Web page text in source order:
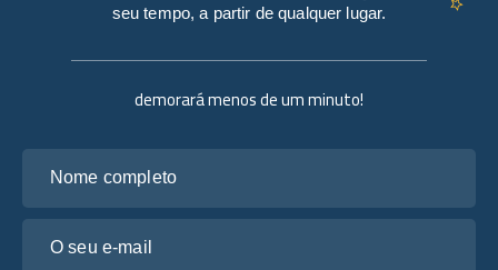
demorará menos de um minuto!
seu tempo, a partir de qualquer lugar.